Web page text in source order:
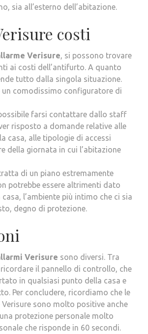
sia all’esterno dell’abitazione.
costi
Verisure, si possono trovare
ai costi dell’antifurto. A quanto
tutto dalla singola situazione.
un comodissimo configuratore di
farsi contattare dallo staff
risposto a domande relative alle
casa, alle tipologie di accessi
della giornata in cui l’abitazione
di un piano estremamente
potrebbe essere altrimenti dato
l’ambiente più intimo che ci sia
degno di protezione.
Verisure sono diversi. Tra
il pannello di controllo, che
in qualsiasi punto della casa e
Per concludere, ricordiamo che le
sono molto positive anche
protezione personale molto
che risponde in 60 secondi.